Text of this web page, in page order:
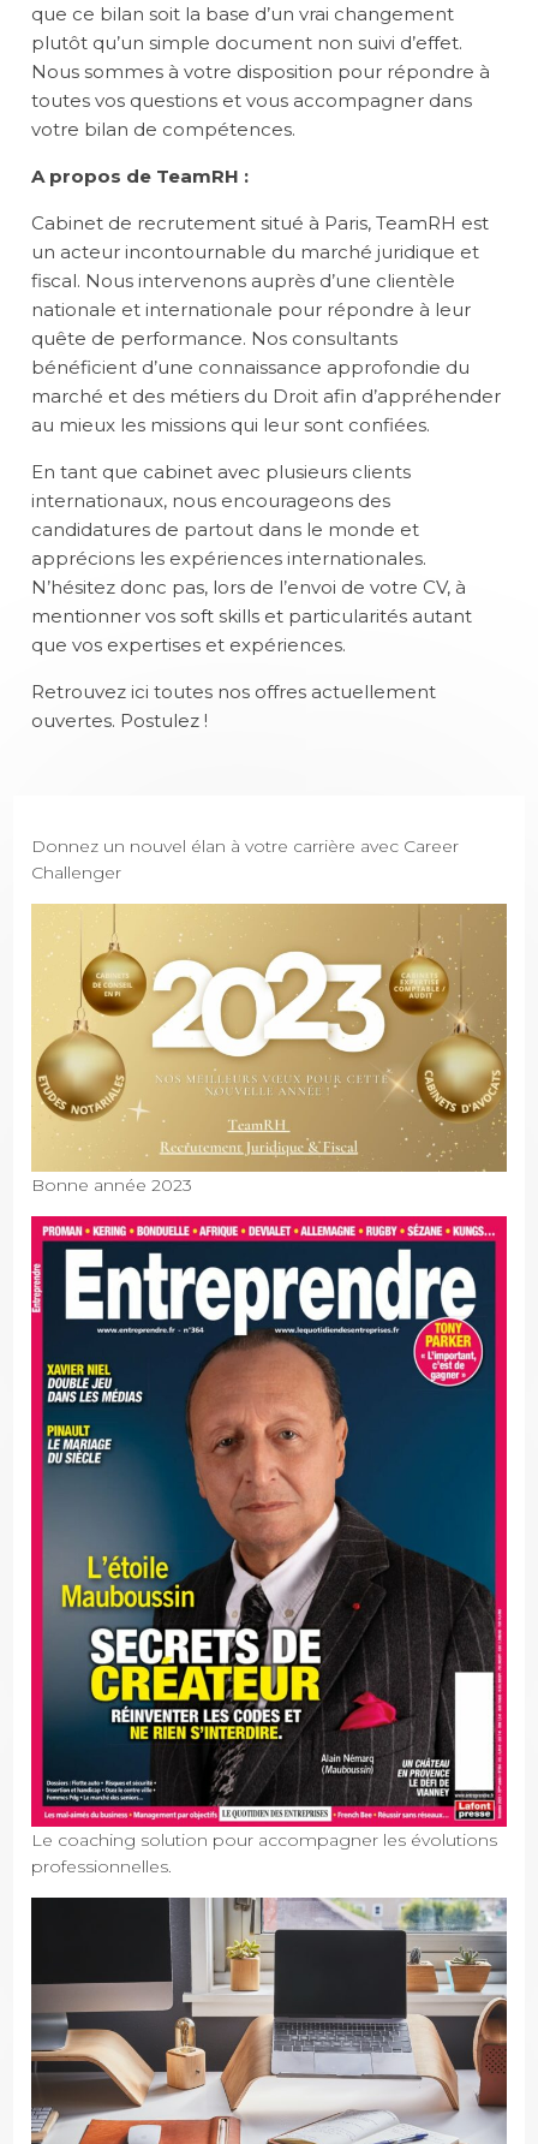
que ce bilan soit la base d’un vrai changement
plutôt qu’un simple document non suivi d’effet.
Nous sommes à votre disposition pour répondre à
toutes vos questions et vous accompagner dans
votre bilan de compétences.
A propos de TeamRH :
Cabinet de recrutement situé à Paris,TeamRH est
un acteur incontournable du marché juridique et
fiscal. Nous intervenons auprès d’une clientèle
nationale et internationale pour répondre à leur
quête de performance. Nos consultants
bénéficient d’une connaissance approfondie du
marché et des métiers du Droit afin d’appréhender
au mieux les missions qui leur sont confiées.
En tant que cabinet avec plusieurs clients
internationaux, nous encourageons des
candidatures de partout dans le monde et
apprécions les expériences internationales.
N’hésitez donc pas, lors de l’envoi de votre CV, à
mentionner vos soft skills et particularités autant
que vos expertises et expériences.
Retrouvezici toutes nos offres actuellement
ouvertes. Postulez !
Donnez un nouvel élan à votre carrière avec Career
Challenger
Bonne année 2023
Le coaching solution pour accompagner les évolutions
professionnelles.